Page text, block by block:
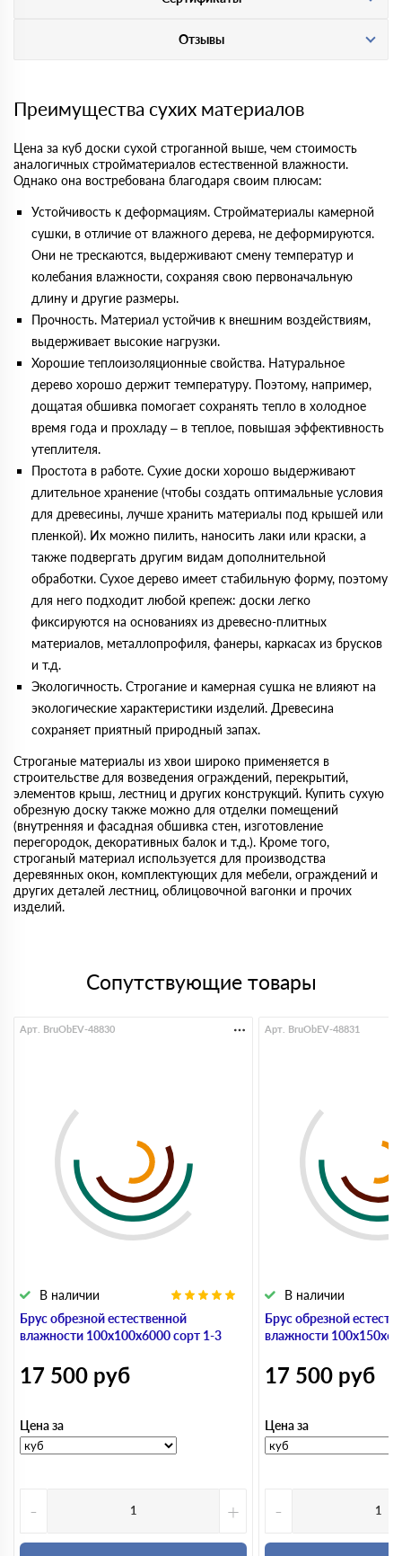
Отзывы
Преимущества сухих материалов
Цена за куб доски сухой строганной выше, чем стоимость
аналогичных стройматериалов естественной влажности.
Однако она востребована благодаря своим плюсам:
Устойчивость к деформациям. Стройматериалы камерной
сушки, в отличие от влажного дерева, не деформируются.
Они не трескаются, выдерживают смену температур и
колебания влажности, сохраняя свою первоначальную
длину и другие размеры.
Прочность. Материал устойчив к внешним воздействиям,
выдерживает высокие нагрузки.
Хорошие теплоизоляционные свойства. Натуральное
дерево хорошо держит температуру. Поэтому, например,
дощатая обшивка помогает сохранять тепло в холодное
время года и прохладу – в теплое, повышая эффективность
утеплителя.
Простота в работе. Сухие доски хорошо выдерживают
длительное хранение (чтобы создать оптимальные условия
для древесины, лучше хранить материалы под крышей или
пленкой). Их можно пилить, наносить лаки или краски, а
также подвергать другим видам дополнительной
обработки. Сухое дерево имеет стабильную форму, поэтому
для него подходит любой крепеж: доски легко
фиксируются на основаниях из древесно-плитных
материалов, металлопрофиля, фанеры, каркасах из брусков
и т.д.
Экологичность. Строгание и камерная сушка не влияют на
экологические характеристики изделий. Древесина
сохраняет приятный природный запах.
Строганые материалы из хвои широко применяется в
строительстве для возведения ограждений, перекрытий,
элементов крыш, лестниц и других конструкций. Купить сухую
обрезную доску также можно для отделки помещений
(внутренняя и фасадная обшивка стен, изготовление
перегородок, декоративных балок и т.д.). Кроме того,
строганый материал используется для производства
деревянных окон, комплектующих для мебели, ограждений и
других деталей лестниц, облицовочной вагонки и прочих
изделий.
Сопутствующие товары
Брус обрезной естественной
влажности 100х100х6000 сорт 1-3
В наличии
Арт. BruObEV-48830
17 500 руб
Цена за
- +
Брус обрезной
влажности
В наличии
Арт. BruObEV-48831
17 500 руб
Цена за
-